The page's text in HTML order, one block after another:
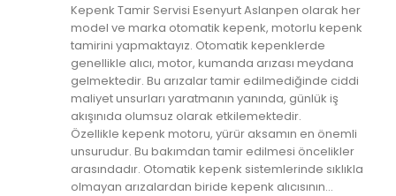
Kepenk Tamir Servisi Esenyurt Aslanpen olarak her
model ve marka otomatik kepenk, motorlu kepenk
tamirini yapmaktayız. Otomatik kepenklerde
genellikle alıcı, motor, kumanda arızası meydana
gelmektedir. Bu arızalar tamir edilmediğinde ciddi
maliyet unsurları yaratmanın yanında, günlük iş
akışınıda olumsuz olarak etkilemektedir.
Özellikle kepenk motoru, yürür aksamın en önemli
unsurudur. Bu bakımdan tamir edilmesi öncelikler
arasındadır. Otomatik kepenk sistemlerinde sıklıkla
olmayan arızalardan biride kepenk alıcısının...